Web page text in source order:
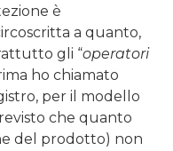
è
a quanto,
gli “operatori
ho chiamato
per il modello
che quanto
del prodotto) non